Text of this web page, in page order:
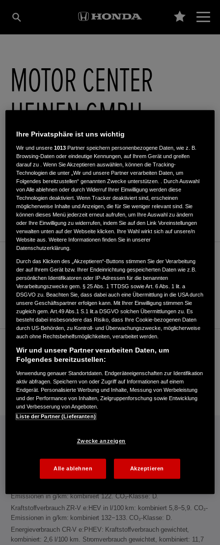
MOTOR CENTER
HEINEN GMBH
Kortental 77,44149,Dortmund-Dorstfeld
ROUTENPLANUNG
WEBSITE
Verkauf
+49231993398150
Händler kontaktieren
Kundenservice
+49231993398150
E-Mail
Kraftstoffverbrauch Jazz e:HEV in l/100 km: kombiniert 4,6−4,8. CO₂-
Kraftstoffverbrauch Civic e:HEV in l/100 km: kombiniert 4,8−5,1. CO₂-
Emissionen in g/km: kombiniert 122. CO₂-Klasse: D.
Kraftstoffverbrauch ZR-V e:HEV in l/100 km: kombiniert 5,8−5,9. CO₂-
Emissionen in g/km: kombiniert 132−133. CO₂-Klasse: D.
Energieverbrauch CR-V e:PHEV: Kraftstoffverbrauch gewichtet,
kombiniert: 2,6 l/100 km. Stromverbrauch gewichtet, kombiniert: 11,7
Ihre Privatsphäre ist uns wichtig
Wir und unsere1013 Partner speichern personenbezogene Daten, wie z. B.
Browsing-Daten oder eindeutige Kennungen, auf Ihrem Gerät und greifen
darauf zu . Wenn Sie Akzeptieren auswählen, können die Tracking-
Technologien die unter „Wir und unsere Partner verarbeiten Daten, um
Folgendes bereitzustellen“ genannten Zwecke unterstützen. . Durch Auswahl
von Alle ablehnen oder durch Widerruf Ihrer Einwilligung werden diese
Technologien deaktiviert. Wenn Tracker deaktiviert sind, erscheinen
möglicherweise Inhalte und Anzeigen, die für Sie weniger relevant sind. Sie
können dieses Menü jederzeit erneut aufrufen, um Ihre Auswahl zu ändern
oder Ihre Einwilligung zu widerrufen, indem Sie auf den Link Voreinstellungen
verwalten unten auf der Webseite klicken. Ihre Wahl wirkt sich auf unsere/n
Website aus. Weitere Informationen finden Sie in unserer
Datenschutzerklärung.
Durch das Klicken des „Akzeptieren“-Buttons stimmen Sie der Verarbeitung
der auf Ihrem Gerät bzw. Ihrer Endeinrichtung gespeicherten Daten wie z.B.
persönlichen Identifikatoren oder IP-Adressen für die benannten
Verarbeitungszwecke gem. § 25 Abs. 1 TTDSG sowie Art. 6 Abs. 1 lit. a
DSGVO zu. Beachten Sie, dass dabei auch eine Übermittlung in die USA durch
unsere Geschäftspartner erfolgen kann. Mit Ihrer Einwilligung stimmen Sie
zugleich gem. Art.49 Abs.1 S.1 lit.a DSGVO solchen Übermittlungen zu. Es
besteht dabei insbesondere das Risiko, dass Ihre Cookie-bezogenen Daten
durch US-Behörden, zu Kontroll- und Überwachungszwecke, möglicherweise
auch ohne Rechtsbehelfsmöglichkeiten, verarbeitet werden.
Wir und unsere Partner verarbeiten Daten, um
Folgendes bereitzustellen:
Verwendung genauer Standortdaten. Endgeräteeigenschaften zur Identifikation
aktiv abfragen. Speichern von oder Zugriff auf Informationen auf einem
Endgerät. Personalisierte Werbung und Inhalte, Messung von Werbeleistung
und der Performance von Inhalten, Zielgruppenforschung sowie Entwicklung
und Verbesserung von Angeboten.
Liste der Partner (Lieferanten)
Zwecke anzeigen
Alle ablehnen Akzeptieren